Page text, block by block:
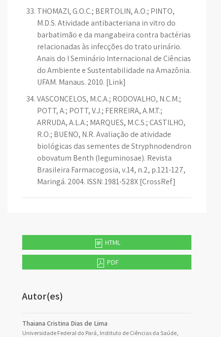
THOMAZI, G.O.C.; BERTOLIN, A.O.; PINTO,
M.D.S. Atividade antibacteriana in vitro do
barbatimão e da mangabeira contra bactérias
relacionadas às infecções do trato urinário.
Anais do I Seminário Internacional de Ciências
do Ambiente e Sustentabilidade na Amazônia.
UFAM. Manaus. 2010. [Link]
VASCONCELOS, M.C.A.; RODOVALHO, N.C.M.;
POTT, A.; POTT, V.J.; FERREIRA, A.M.T.;
ARRUDA, A.L.A.; MARQUES, M.C.S.; CASTILHO,
R.O.; BUENO, N.R. Avaliação de atividade
biológicas das sementes de Stryphnodendron
obovatum Benth (leguminosae). Revista
Brasileira Farmacogosia, v.14, n.2, p.121-127,
Maringá. 2004. ISSN: 1981-528X [CrossRef]
HTML
PDF
Autor(es)
Thaiana Cristina Dias de Lima
Universidade Federal do Pará, Instituto de Ciências da Saúde,